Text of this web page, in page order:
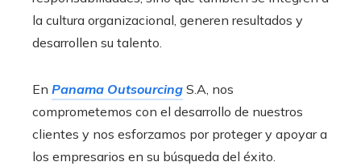
la cultura organizacional, generen resultados y
desarrollen su talento.
En Panama Outsourcing S.A, nos
comprometemos con el desarrollo de nuestros
clientes y nos esforzamos por proteger y apoyar a
los empresarios en su búsqueda del éxito.